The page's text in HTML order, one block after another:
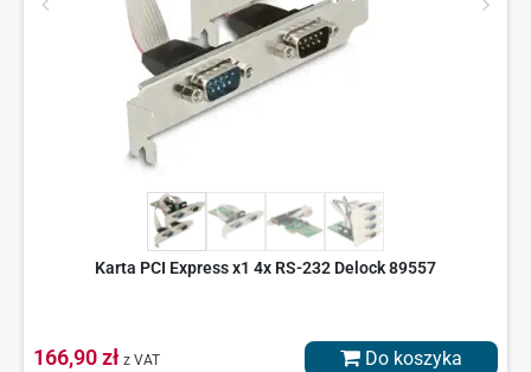
Karta PCI Express x1 4x RS-232 Delock 89557
166,90 zł z VAT Do koszyka